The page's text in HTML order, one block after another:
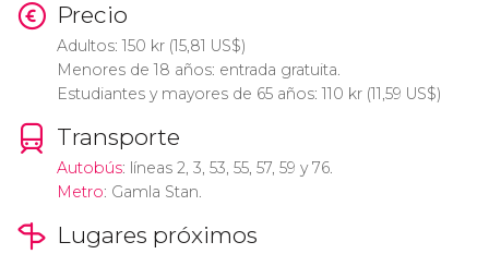
Precio
Adultos: 150 kr(15,81 US$)
Menores de 18 años: entrada gratuita.
Estudiantes y mayores de 65 años: 110 kr(11,59 US$)
Transporte
Autobús: líneas 2, 3, 53, 55, 57, 59 y 76.
Metro: Gamla Stan.
Lugares próximos